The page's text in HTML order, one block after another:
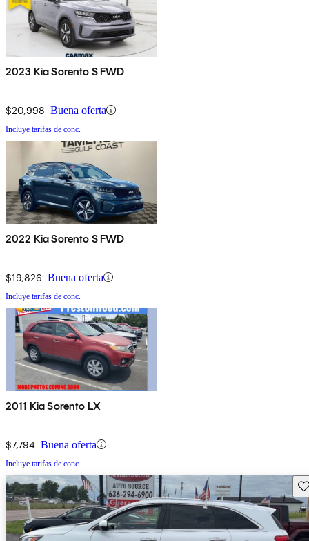
2023 Kia Sorento S FWD
$20,998 Buena oferta
Incluye tarifas de conc.
2022 Kia Sorento S FWD
$19,826 Buena oferta
Incluye tarifas de conc.
2011 Kia Sorento LX
$7,794 Buena oferta
Incluye tarifas de conc.